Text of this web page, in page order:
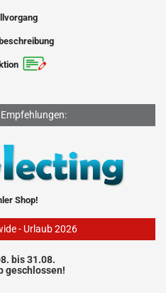
Shop!
- Urlaub 2026
bis 31.08.
geschlossen!